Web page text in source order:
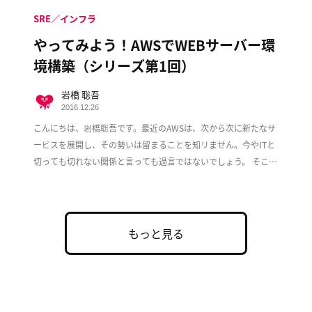
やってみよう！AWSでWEBサーバー環
境構築（シリーズ第1回）
こんにちは、岩橋聡吾です。最近のAWSは、次から次に新たなサ
ービスを展開し、その勢いは留まることを知リません。今やITと
切っても切れない関係と言っても過言ではないでしょう。 そこで
SRE／インフラ
岩橋 聡吾
2016.12.26
もっと見る